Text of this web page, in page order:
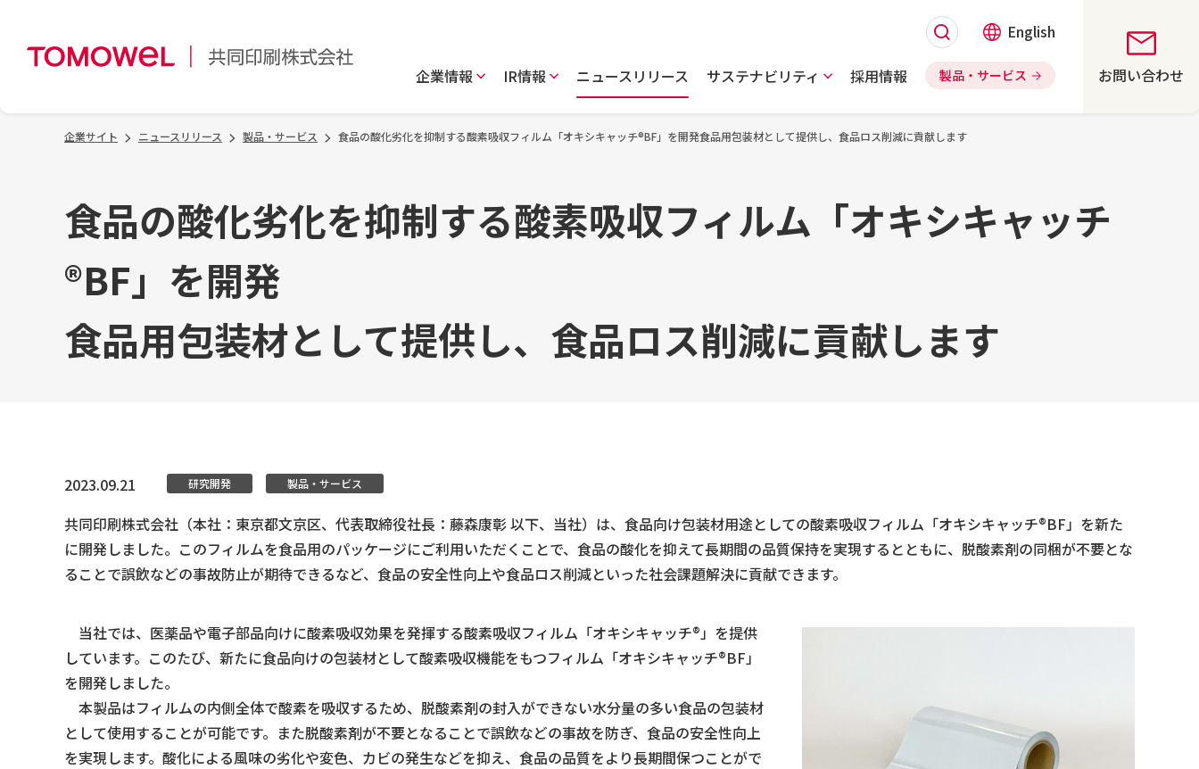
English
企業情報 IR情報 ニュースリリース サステナビリティ 採用情報 製品・サービス お問い合わせ
企業サイト ニュースリリース 製品・サービス 食品の酸化劣化を抑制する酸素吸収フィルム「オキシキャッチ®BF」を開発食品用包装材として提供し、食品ロス削減に貢献します
食品の酸化劣化を抑制する酸素吸収フィルム「オキシキャッチ
®BF」を開発
食品用包装材として提供し、食品ロス削減に貢献します
2023.09.21 研究開発 製品・サービス
共同印刷株式会社（本社：東京都文京区、代表取締役社長：藤森康彰 以下、当社）は、食品向け包装材用途としての酸素吸収フィルム「オキシキャッチ®BF」を新た
に開発しました。このフィルムを食品用のパッケージにご利用いただくことで、食品の酸化を抑えて長期間の品質保持を実現するとともに、脱酸素剤の同梱が不要とな
ることで誤飲などの事故防止が期待できるなど、食品の安全性向上や食品ロス削減といった社会課題解決に貢献できます。
当社では、医薬品や電子部品向けに酸素吸収効果を発揮する酸素吸収フィルム「オキシキャッチ®」を提供
しています。このたび、新たに食品向けの包装材として酸素吸収機能をもつフィルム「オキシキャッチ®BF」
を開発しました。
本製品はフィルムの内側全体で酸素を吸収するため、脱酸素剤の封入ができない水分量の多い食品の包装材
として使用することが可能です。また脱酸素剤が不要となることで誤飲などの事故を防ぎ、食品の安全性向上
を実現します。酸化による風味の劣化や変色、カビの発生などを抑え、食品の品質をより長期間保つことがで